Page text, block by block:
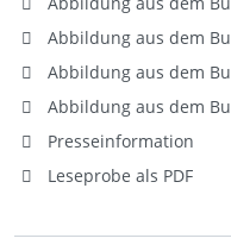
Abbildung aus dem
Abbildung aus dem
Abbildung aus dem
Presseinformation
Leseprobe als PDF